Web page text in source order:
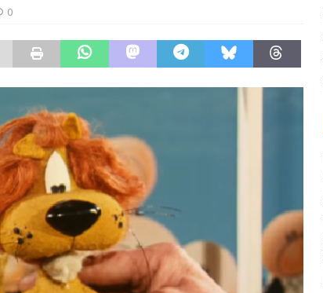
0